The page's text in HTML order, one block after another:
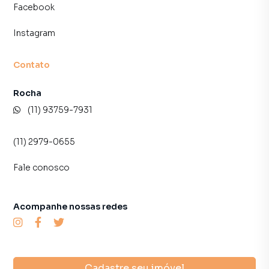
Facebook
Instagram
Contato
Rocha
(11) 93759-7931
(11) 2979-0655
Fale conosco
Acompanhe nossas redes